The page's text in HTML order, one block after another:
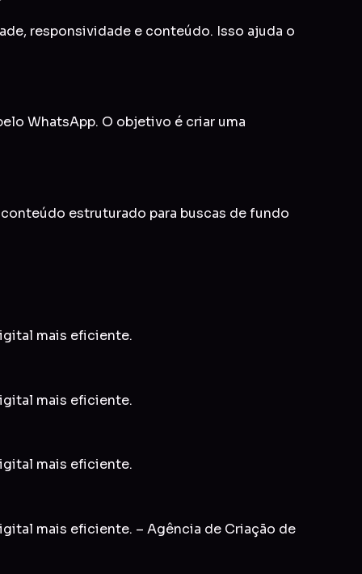
responsividade e conteúdo. Isso ajuda o
WhatsApp. O objetivo é criar uma
estruturado para buscas de fundo
mais eficiente.
mais eficiente.
mais eficiente.
mais eficiente. – Agência de Criação de